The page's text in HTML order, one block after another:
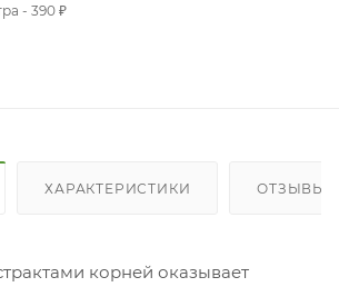
- 390 ₽
ХАРАКТЕРИСТИКИ ОТЗЫВЫ
корней оказывает